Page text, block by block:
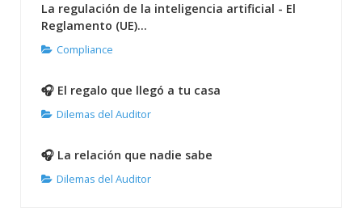
La regulación de la inteligencia artificial - El
Reglamento (UE)...
Compliance
🎧 El regalo que llegó a tu casa
Dilemas del Auditor
🎧 La relación que nadie sabe
Dilemas del Auditor